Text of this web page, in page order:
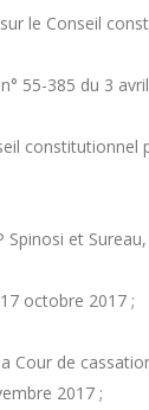
le Conseil
55-385 du 3
constitutionnel
Spinosi et
octobre 2017 ;
Cour de
2017 ;